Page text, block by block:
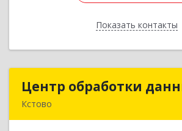
Показать контакты
Назад
Центр обработки
Кстово
Центр